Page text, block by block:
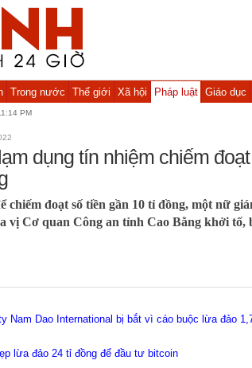
Trong nước Thế giới Xã hội Pháp luật Giáo dục
PM
dụng tín nhiệm chiếm đoạt
chiếm đoạt số tiền gần 10 tỉ đồng, một nữ
vị Cơ quan Công an tỉnh Cao Bằng khởi tố,
Nam Dao International bị bắt vì cáo buộc lừa đảo
lừa đảo 24 tỉ đồng để đầu tư bitcoin